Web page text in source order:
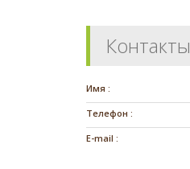
Контакты
Имя :
Телефон :
E-mail :